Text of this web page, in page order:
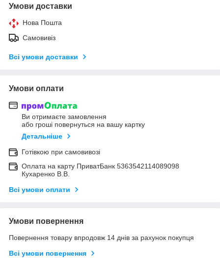
Умови доставки
Нова Пошта
Самовивіз
Всі умови доставки
Умови оплати
Ви отримаєте замовлення
або гроші повернуться на вашу картку
Детальніше
Готівкою при самовивозі
Оплата на карту ПриватБанк 5363542114089098
Кухаренко В.В.
Всі умови оплати
Умови повернення
Повернення товару впродовж 14 днів за рахунок покупця
Всі умови повернення